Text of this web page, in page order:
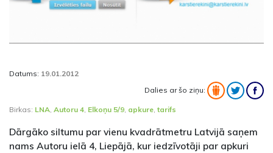
Datums: 19.01.2012
Dalies ar šo ziņu:
Birkas: LNA, Autoru 4, Elkoņu 5/9, apkure,tarifs
Dārgāko siltumu par vienu kvadrātmetru Latvijā saņem
nams Autoru ielā 4, Liepājā, kur iedzīvotāji par apkuri